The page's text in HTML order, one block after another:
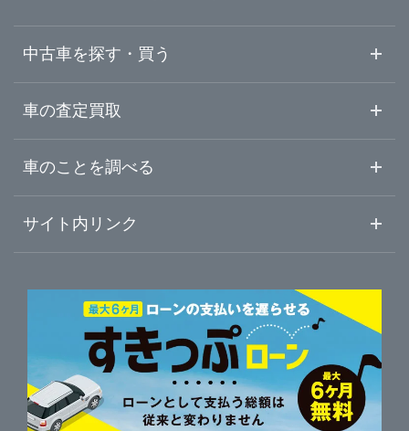
ガリバー安積店
ガリバーミニクル安積店
LIBERALA リベラーラ郡山
Brat郡山SUV店
Brat開成ハイエース店
ガリバーいわき小名浜店
須賀川市
本宮市
福島・伊達・二本松
郡山・須賀川・県中
白河・県南
会津・喜多方・猪苗代
山形県
福島県
中古車を探す・買う
中古車情報・中古車検索
初めての中古車購入ガイド
中古車人気ランキング
自動車ローンを調べる
ガリバーの自動車ローン
車の査定買取
車査定・車買取ならガリバー
ガリバーの査定が選ばれる理由
車を売る時よくある質問
便利な査定サービス
中古車買取相場（毎月更新）
車のことを調べる
車初心者まとめ
新車・中古車カタログ
車の燃費を調べる
車種別クチコミ
サイト内リンク
サイトマップ
サイトの使用条件
利用規約